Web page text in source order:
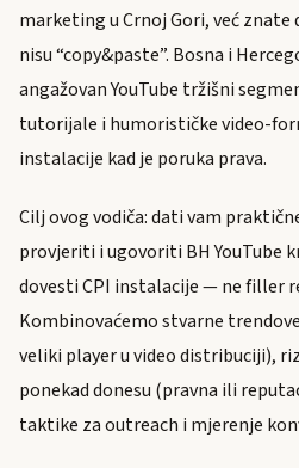
marketing u Crnoj Gori, već
nisu “copy&paste”. Bosna i
angažovan YouTube tržišni
tutorijale i humorističke video-
instalacije kad je poruka prava.
Cilj ovog vodiča: dati vam
provjeriti i ugovoriti BH YouTube
dovesti CPI instalacije — ne filler
Kombinovaćemo stvarne
veliki player u video distribuciji),
ponekad donesu (pravna ili
taktike za outreach i mjerenje